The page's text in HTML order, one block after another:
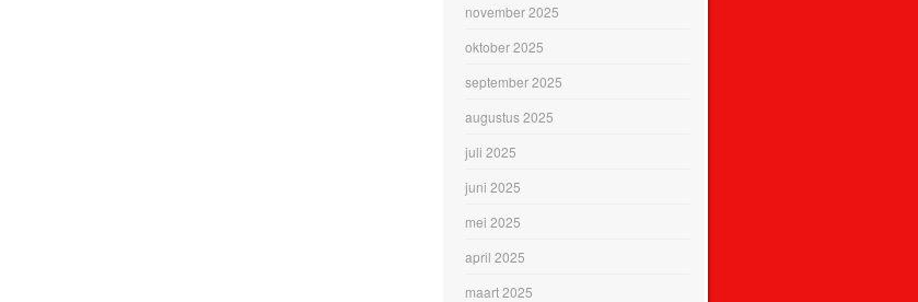
november 2025
oktober 2025
september 2025
augustus 2025
juli 2025
juni 2025
mei 2025
april 2025
maart 2025